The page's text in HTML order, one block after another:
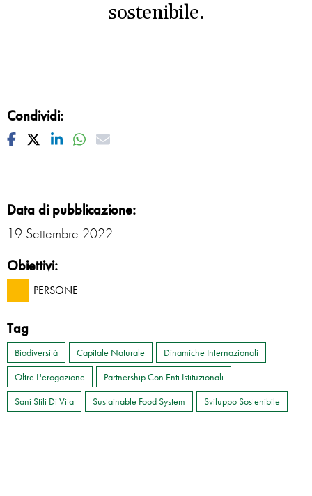
sostenibile.
Condividi:
Facebook
TwitterLinkedinWhatsapp
Mail
Data di pubblicazione:
19 Settembre 2022
Obiettivi:
PERSONE
Tag
Biodiversità Capitale Naturale
Dinamiche Internazionali
Oltre L'erogazione
Partnership Con Enti Istituzionali
Sani Stili Di Vita
Sustainable Food System Sviluppo Sostenibile